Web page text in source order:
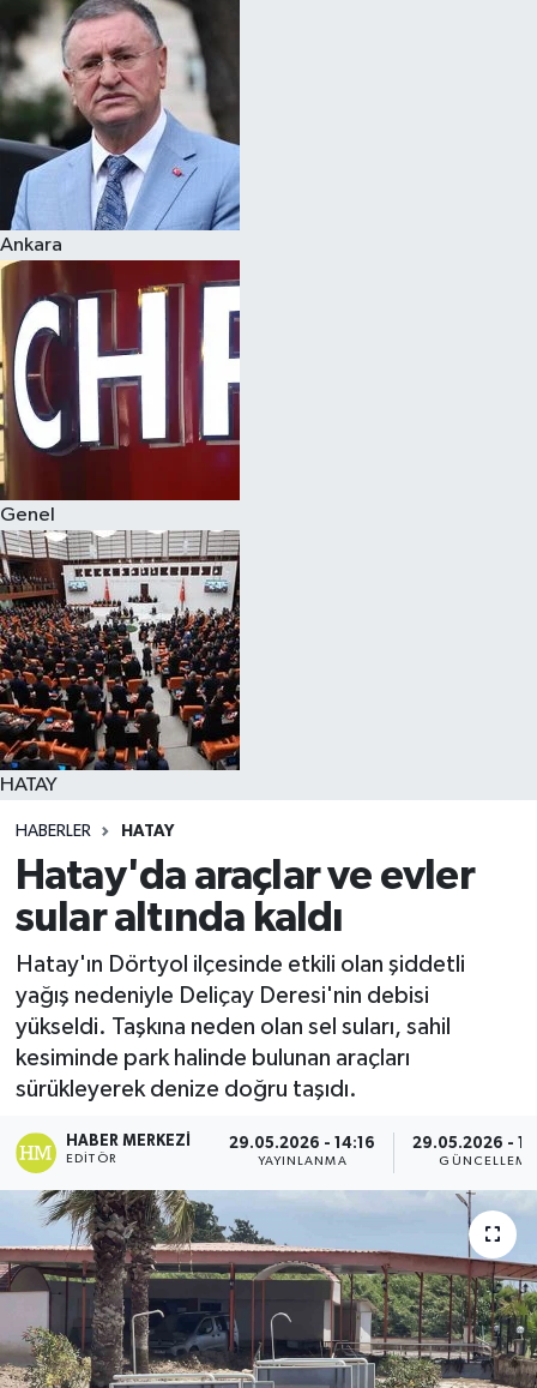
Ankara
Genel
HATAY
HABERLER HATAY
Hatay'da araçlar ve evler
sular altında kaldı
Hatay'ın Dörtyol ilçesinde etkili olan şiddetli
yağış nedeniyle Deliçay Deresi'nin debisi
yükseldi. Taşkına neden olan sel suları, sahil
kesiminde park halinde bulunan araçları
sürükleyerek denize doğru taşıdı.
HABER MERKEZI
EDITÖR
29.05.2026 - 14:16
YAYINLANMA
29.05.2026 -
GÜNCELLEME
Spor
Teknoloji
Yaşam